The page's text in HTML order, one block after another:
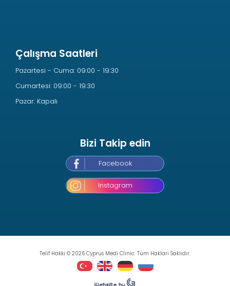
Çalışma Saatleri
Pazartesi - Cuma: 09:00 - 19:30
Cumartesi: 09:00 - 19:30
Pazar: Kapalı
Bizi Takip edin
Facebook
Instagram
Telif Hakkı © 2026 Cyprus Medi Clinic. Tüm Hakları Saklıdır.